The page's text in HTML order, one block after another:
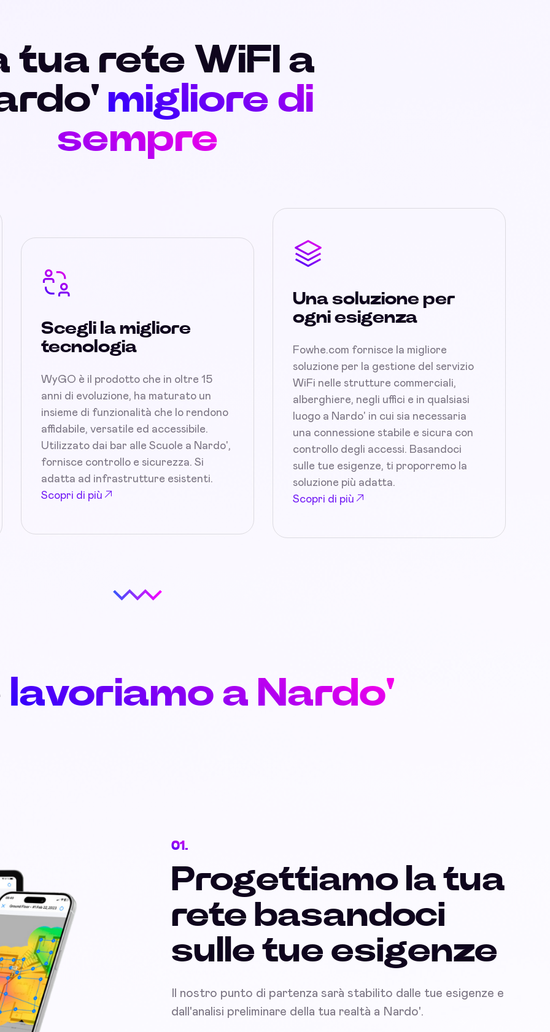
tua rete WiFI a
migliore di
sempre
Scegli la migliore
tecnologia
WyGO è il prodotto che in oltre 15
anni di evoluzione, ha maturato un
insieme di funzionalità che lo rendono
affidabile, versatile ed accessibile.
Utilizzato dai bar alle Scuole a Nardo',
fornisce controllo e sicurezza. Si
adatta ad infrastrutture esistenti.
Scopri di più
Una soluzione per
ogni esigenza
Fowhe.com fornisce la migliore
soluzione per la gestione del servizio
WiFi nelle strutture commerciali,
alberghiere, negli uffici e in qualsiasi
luogo a Nardo' in cui sia necessaria
una connessione stabile e sicura con
controllo degli accessi. Basandoci
sulle tue esigenze, ti proporremo la
soluzione più adatta.
Scopri di più
lavoriamo a Nardo'
01.
Progettiamo la tua
rete basandoci
sulle tue esigenze
Il nostro punto di partenza sarà stabilito dalle tue esigenze e
dall'analisi preliminare della tua realtà a Nardo'.